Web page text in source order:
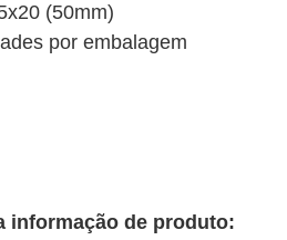
(50mm)
por embalagem
informação de produto: